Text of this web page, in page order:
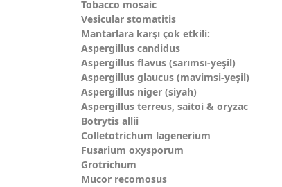
Tobacco mosaic
Vesicular stomatitis
Mantarlara karşı çok etkili:
Aspergillus candidus
Aspergillus flavus (sarımsı-yeşil)
Aspergillus glaucus (mavimsi-yeşil)
Aspergillus niger (siyah)
Aspergillus terreus, saitoi & oryzac
Botrytis allii
Colletotrichum lagenerium
Fusarium oxysporum
Grotrichum
Mucor recomosus